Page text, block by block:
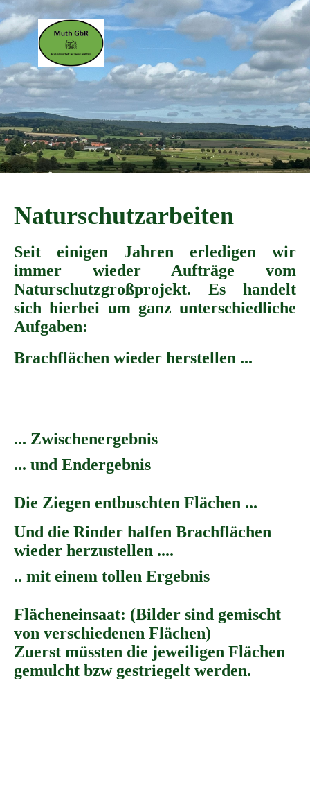
Naturschutzarbeiten
Seit einigen Jahren erledigen wir
immer wieder Aufträge vom
Naturschutzgroßprojekt. Es handelt
sich hierbei um ganz unterschiedliche
Aufgaben:
Brachflächen wieder herstellen ...
... Zwischenergebnis
... und Endergebnis
Die Ziegen entbuschten Flächen ...
Und die Rinder halfen Brachflächen
wieder herzustellen ....
.. mit einem tollen Ergebnis
Flächeneinsaat: (Bilder sind gemischt
von verschiedenen Flächen)
Zuerst müssten die jeweiligen Flächen
gemulcht bzw gestriegelt werden.